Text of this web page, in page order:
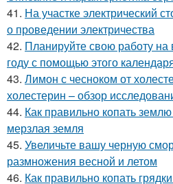
41. На участке электрический
о проведении электричества
42. Планируйте свою работу на
году с помощью этого
43. Лимон с чесноком от
холестерин – обзор
44. Как правильно копать
мерзлая земля
45. Увеличьте вашу черную
размножения весной и летом
46. Как правильно копать